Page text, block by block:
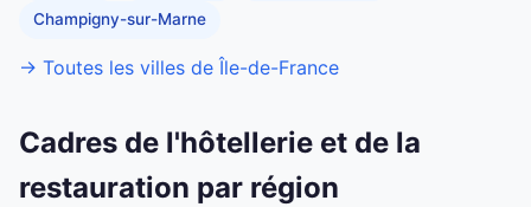
Champigny-sur-Marne
→ Toutes les villes de Île-de-France
Cadres de l'hôtellerie et de la
restauration par région